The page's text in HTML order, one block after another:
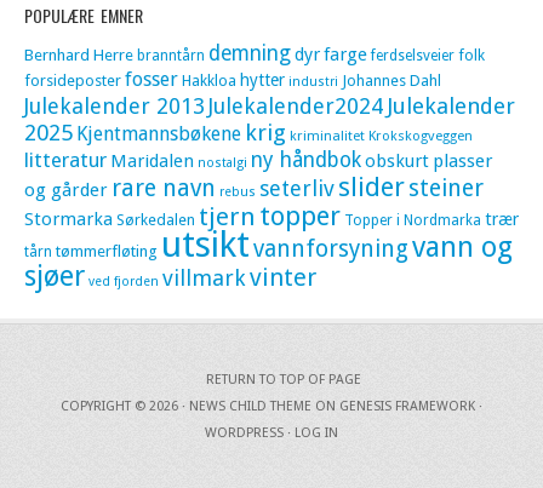
POPULÆRE EMNER
Bernhard Herre branntårn demningdyrfarge ferdselsveier folk
forsideposter fosser Hakkloa hytter industri Johannes Dahl
Julekalender 2013 Julekalender2024 Julekalender
2025 Kjentmannsbøkene krig kriminalitet Krokskogveggen
litteratur Maridalen nostalgi ny håndbokobskurt plasser
og gårder rare navn rebus seterlivslidersteiner
Stormarka Sørkedalen tjern topper Topper i Nordmarka trær
tårn tømmerfløting utsiktvannforsyningvann og
sjøer ved fjorden villmarkvinter
RETURN TO TOP OF PAGE
COPYRIGHT © 2026 · NEWS CHILD THEME ON GENESIS FRAMEWORK ·
WORDPRESS · LOG IN